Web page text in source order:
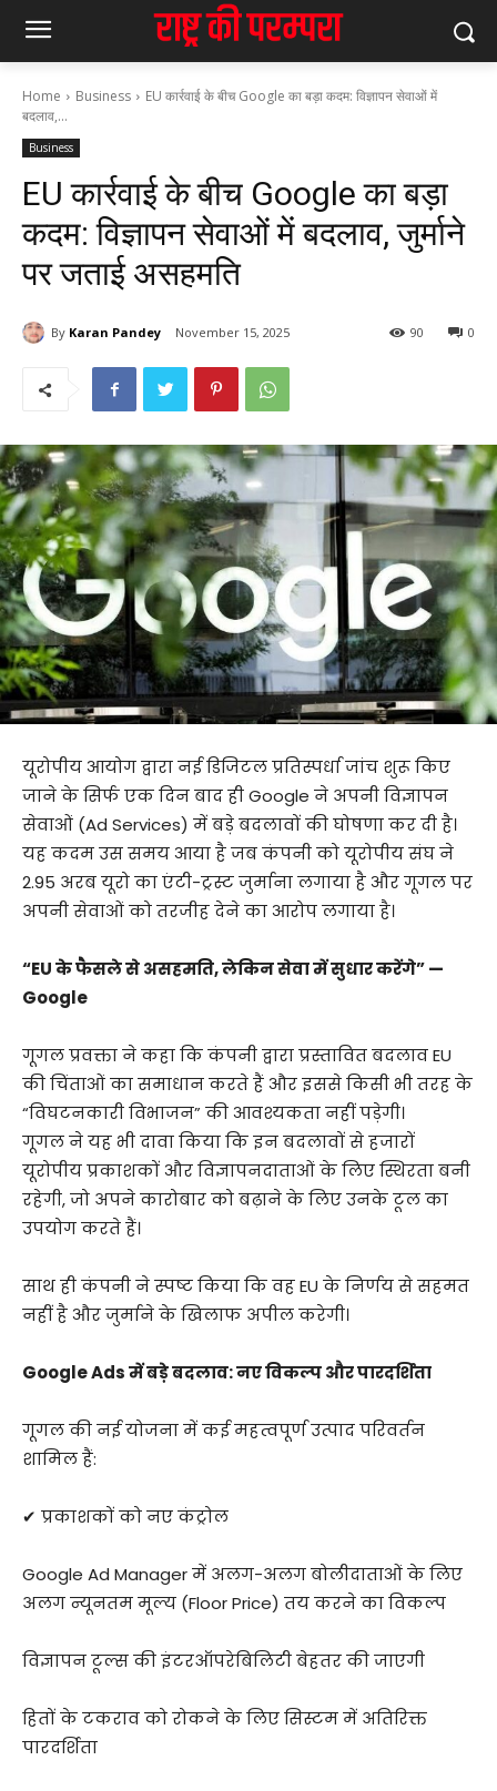
Home Business
EU कार्रवाई के बीच Google का बड़ा कदम: विज्ञापन सेवाओं में
बदलाव,...
Business
EU कार्रवाई के बीच Google का बड़ा
कदम: विज्ञापन सेवाओं में बदलाव, जुर्माने
पर जताई असहमति
By Karan Pandey November 15, 2025 0
90
यूरोपीय आयोग द्वारा नई डिजिटल प्रतिस्पर्धा जांच शुरू किए
जाने के सिर्फ एक दिन बाद ही Google ने अपनी विज्ञापन
सेवाओं (Ad Services) में बड़े बदलावों की घोषणा कर दी है।
यह कदम उस समय आया है जब कंपनी को यूरोपीय संघ ने
2.95 अरब यूरो का एंटी-ट्रस्ट जुर्माना लगाया है और गूगल पर
अपनी सेवाओं को तरजीह देने का आरोप लगाया है।
“EU के फैसले से असहमति, लेकिन सेवा में सुधार करेंगे” —
Google
गूगल प्रवक्ता ने कहा कि कंपनी द्वारा प्रस्तावित बदलाव EU
की चिंताओं का समाधान करते हैं और इससे किसी भी तरह के
“विघटनकारी विभाजन” की आवश्यकता नहीं पड़ेगी।
गूगल ने यह भी दावा किया कि इन बदलावों से हजारों
यूरोपीय प्रकाशकों और विज्ञापनदाताओं के लिए स्थिरता बनी
रहेगी, जो अपने कारोबार को बढ़ाने के लिए उनके टूल का
उपयोग करते हैं।
साथ ही कंपनी ने स्पष्ट किया कि वह EU के निर्णय से सहमत
नहीं है और जुर्माने के खिलाफ अपील करेगी।
Google Ads में बड़े बदलाव: नए विकल्प और पारदर्शिता
गूगल की नई योजना में कई महत्वपूर्ण उत्पाद परिवर्तन
शामिल हैं:
✔ प्रकाशकों को नए कंट्रोल
Google Ad Manager में अलग-अलग बोलीदाताओं के लिए
अलग न्यूनतम मूल्य (Floor Price) तय करने का विकल्प
विज्ञापन टूल्स की इंटरऑपरेबिलिटी बेहतर की जाएगी
हितों के टकराव को रोकने के लिए सिस्टम में अतिरिक्त
पारदर्शिता